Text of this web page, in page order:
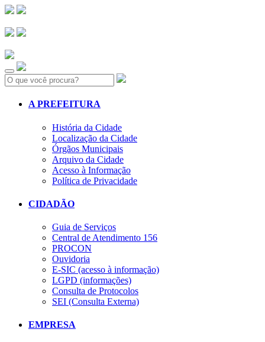
Search:
A PREFEITURA
História da Cidade
Localização da Cidade
Órgãos Municipais
Arquivo da Cidade
Acesso à Informação
Política de Privacidade
CIDADÃO
Guia de Serviços
Central de Atendimento 156
PROCON
Ouvidoria
E-SIC (acesso à informação)
LGPD (informações)
Consulta de Protocolos
SEI (Consulta Externa)
EMPRESA